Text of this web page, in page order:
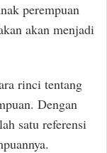
perempuan
akan menjadi
rinci tentang
Dengan
satu referensi